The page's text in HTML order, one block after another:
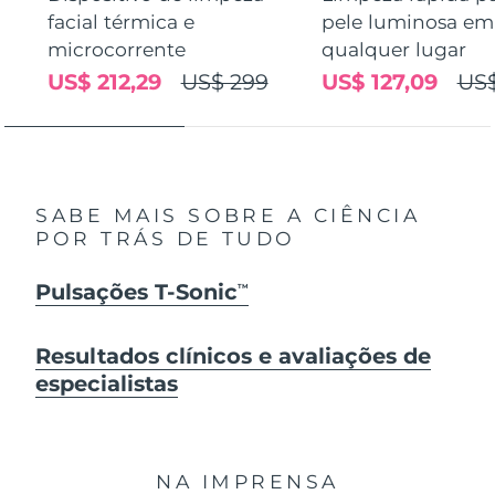
facial térmica e
microcorrente
US$ 299
US$ 212,29
pele luminosa em
qualquer lugar
US$ 127,09
SABE MAIS SOBRE A CIÊNCIA
POR TRÁS DE TUDO
Pulsações T-SonicTM
Resultados clínicos e avaliações de
especialistas
NA IMPRENSA